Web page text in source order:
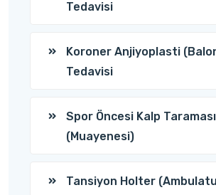
Tedavisi
Koroner Anjiyoplasti
Tedavisi
Spor Öncesi Kalp Taraması
(Muayenesi)
Tansiyon Holter